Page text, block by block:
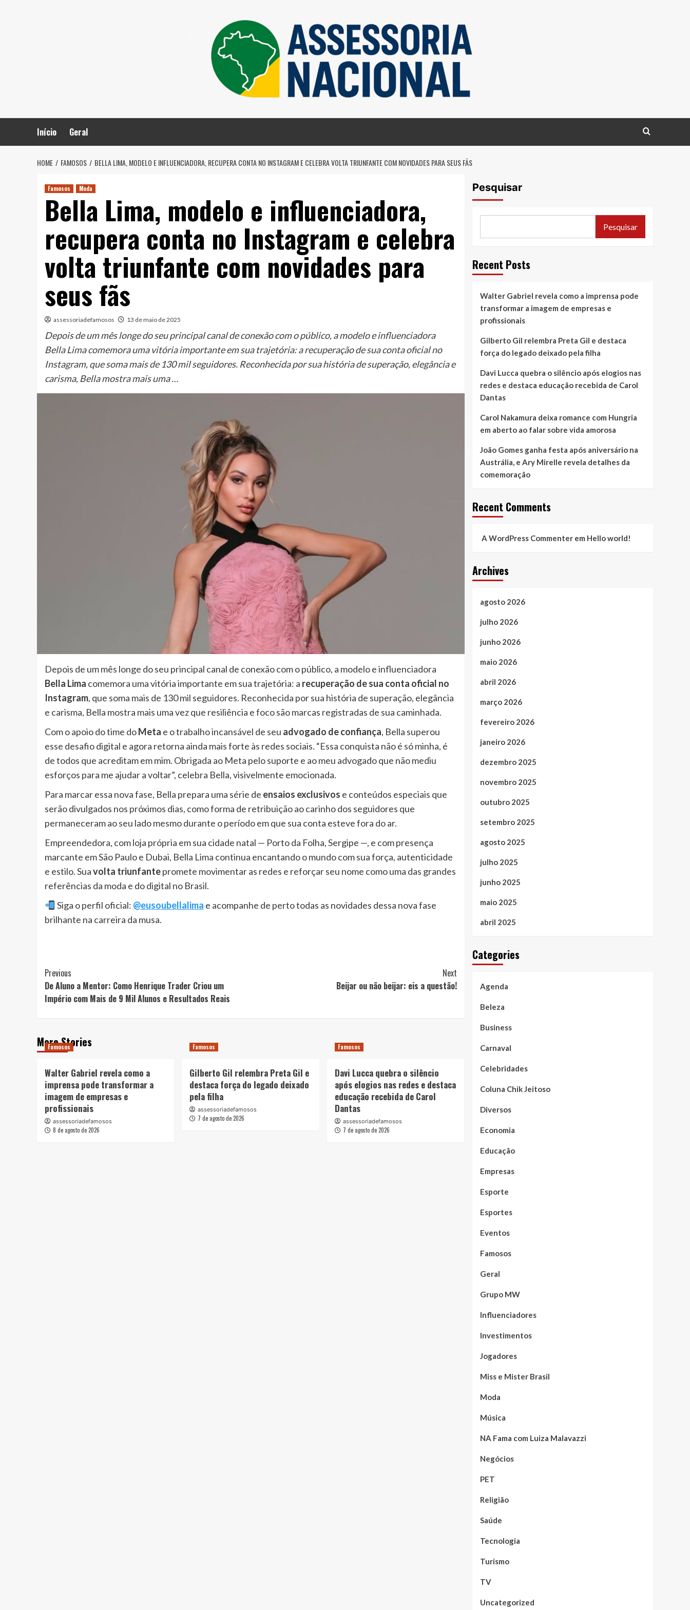
Início Geral
HOME FAMOSOS BELLA LIMA, MODELO E INFLUENCIADORA, RECUPERA CONTA NO INSTAGRAM E CELEBRA VOLTA TRIUNFANTE COM NOVIDADES PARA SEUS FÃS
Famosos Moda
Bella Lima, modelo e influenciadora,
recupera conta no Instagram e celebra
volta triunfante com novidades para
seus fãs
assessoriadefamosos 13 de maio de 2025
Depois de um mês longe do seu principal canal de conexão com o público, a modelo e influenciadora
Bella Lima comemora uma vitória importante em sua trajetória: a recuperação de sua conta oficial no
Instagram, que soma mais de 130 mil seguidores. Reconhecida por sua história de superação, elegância e
carisma, Bella mostra mais uma …
Depois de um mês longe do seu principal canal de conexão com o público, a modelo e influenciadora
Bella Lima comemora uma vitória importante em sua trajetória: a recuperação de sua conta oficial no
Instagram, que soma mais de 130 mil seguidores. Reconhecida por sua história de superação, elegância
e carisma, Bella mostra mais uma vez que resiliência e foco são marcas registradas de sua caminhada.
Com o apoio do time doMeta e o trabalho incansável de seu advogado de confiança, Bella superou
esse desafio digital e agora retorna ainda mais forte às redes sociais. “Essa conquista não é só minha, é
de todos que acreditam em mim. Obrigada ao Meta pelo suporte e ao meu advogado que não mediu
esforços para me ajudar a voltar”, celebra Bella, visivelmente emocionada.
Para marcar essa nova fase, Bella prepara uma série de ensaios exclusivos e conteúdos especiais que
serão divulgados nos próximos dias, como forma de retribuição ao carinho dos seguidores que
permaneceram ao seu lado mesmo durante o período em que sua conta esteve fora do ar.
Empreendedora, com loja própria em sua cidade natal — Porto da Folha, Sergipe —, e com presença
marcante em São Paulo e Dubai, Bella Lima continua encantando o mundo com sua força, autenticidade
e estilo. Suavolta triunfantepromete movimentar as redes e reforçar seu nome como uma das grandes
referências da moda e do digital no Brasil.
Siga o perfil oficial: @eusoubellalima e acompanhe de perto todas as novidades dessa nova fase
brilhante na carreira da musa.
Post
Navigation
Previous
De Aluno a Mentor: Como Henrique Trader Criou um
Império com Mais de 9 Mil Alunos e Resultados Reais
Next
Beijar ou não beijar: eis a questão!
More Stories
Famosos
Walter Gabriel revela como a
imprensa pode transformar a
imagem de empresas e
profissionais
assessoriadefamosos
8 de agosto de 2026
Famosos
Gilberto Gil relembra Preta Gil e
destaca força do legado deixado
pela filha
assessoriadefamosos
7 de agosto de 2026
Famosos
Davi Lucca quebra o silêncio
após elogios nas redes e destaca
educação recebida de Carol
Dantas
assessoriadefamosos
7 de agosto de 2026
Pesquisar
Pesquisar
Recent Posts
Walter Gabriel revela como a imprensa pode
transformar a imagem de empresas e
profissionais
Gilberto Gil relembra Preta Gil e destaca
força do legado deixado pela filha
Davi Lucca quebra o silêncio após elogios nas
redes e destaca educação recebida de Carol
Dantas
Carol Nakamura deixa romance com Hungria
em aberto ao falar sobre vida amorosa
João Gomes ganha festa após aniversário na
Austrália, e Ary Mirelle revela detalhes da
comemoração
Recent Comments
A WordPress Commenterem Hello world!
Archives
agosto 2026
julho 2026
junho 2026
maio 2026
abril 2026
março 2026
fevereiro 2026
janeiro 2026
dezembro 2025
novembro 2025
outubro 2025
setembro 2025
agosto 2025
julho 2025
junho 2025
maio 2025
abril 2025
Categories
Agenda
Beleza
Business
Carnaval
Celebridades
Coluna Chik Jeitoso
Diversos
Economia
Educação
Empresas
Esporte
Esportes
Eventos
Famosos
Geral
Grupo MW
Influenciadores
Investimentos
Jogadores
Miss e Mister Brasil
Moda
Música
NA Fama com Luiza Malavazzi
Negócios
PET
Religião
Saúde
Tecnologia
Turismo
TV
Uncategorized